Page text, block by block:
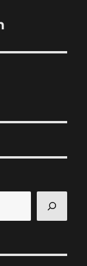
重的问题，
样的低级错
现这里竟是如
好了很多，
要吐了，赶
，挎着别人的
色还早，心想
分，只是天
了。 六月十八
经快一点了。
动，心已远，